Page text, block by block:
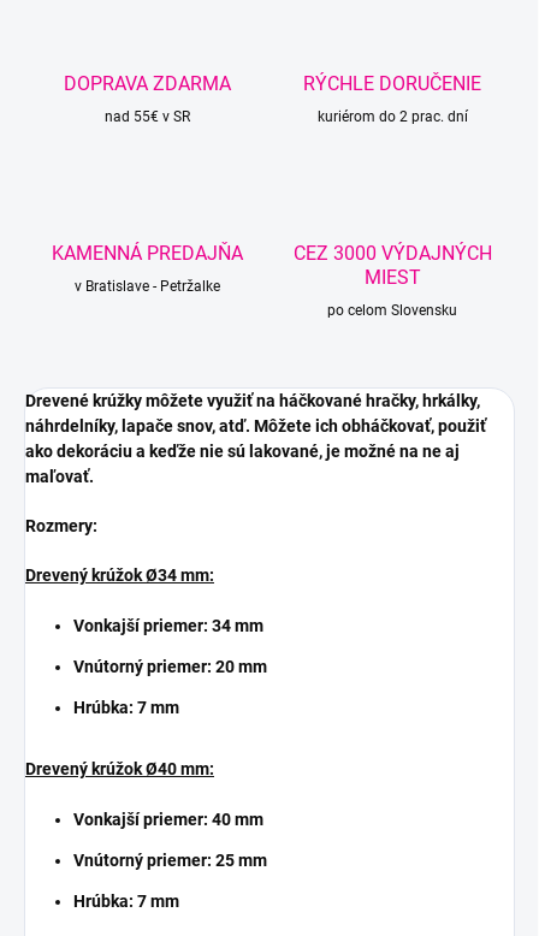
DOPRAVA ZDARMA
nad 55€ v SR
RÝCHLE DORUČENIE
kuriérom do 2 prac. dní
KAMENNÁ PREDAJŇA
v Bratislave - Petržalke
CEZ 3000 VÝDAJNÝCH
MIEST
po celom Slovensku
Drevené krúžky môžete využiť na háčkované hračky, hrkálky,
náhrdelníky, lapače snov, atď. Môžete ich obháčkovať, použiť
ako dekoráciu a keďže nie sú lakované, je možné na ne aj
maľovať.
Rozmery:
Drevený krúžok Ø34 mm:
Vonkajší priemer: 34 mm
Vnútorný priemer: 20 mm
Hrúbka: 7 mm
Drevený krúžok Ø40 mm:
Vonkajší priemer: 40 mm
Vnútorný priemer: 25 mm
Hrúbka: 7 mm